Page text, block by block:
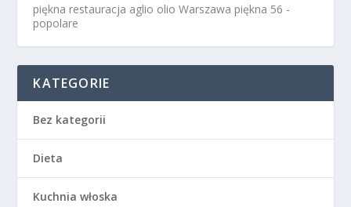
piękna restauracja aglio olio Warszawa piękna 56 -
popolare
KATEGORIE
Bez kategorii
Dieta
Kuchnia włoska